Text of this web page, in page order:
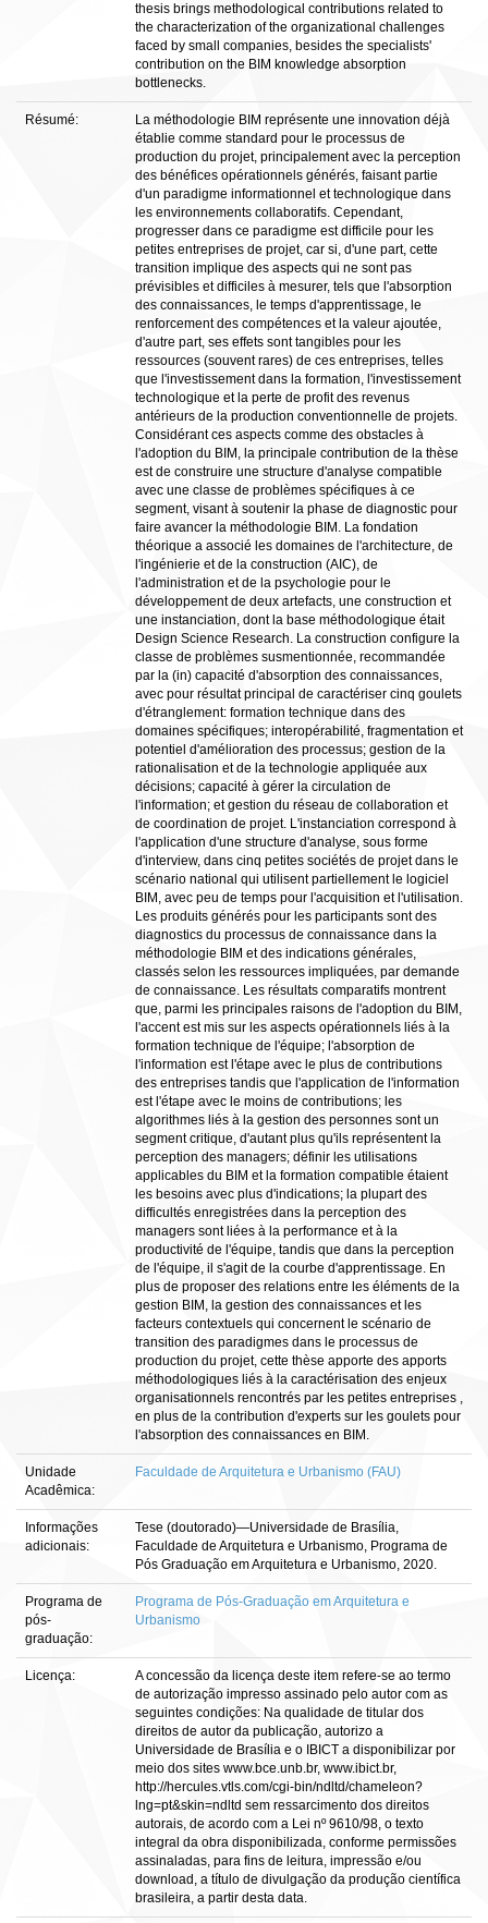
thesis brings methodological contributions related to
the characterization of the organizational challenges
faced by small companies, besides the specialists'
contribution on the BIM knowledge absorption
bottlenecks.
Résumé:
La méthodologie BIM représente une innovation déjà
établie comme standard pour le processus de
production du projet, principalement avec la perception
des bénéfices opérationnels générés, faisant partie
d'un paradigme informationnel et technologique dans
les environnements collaboratifs. Cependant,
progresser dans ce paradigme est difficile pour les
petites entreprises de projet, car si, d'une part, cette
transition implique des aspects qui ne sont pas
prévisibles et difficiles à mesurer, tels que l'absorption
des connaissances, le temps d'apprentissage, le
renforcement des compétences et la valeur ajoutée,
d'autre part, ses effets sont tangibles pour les
ressources (souvent rares) de ces entreprises, telles
que l'investissement dans la formation, l'investissement
technologique et la perte de profit des revenus
antérieurs de la production conventionnelle de projets.
Considérant ces aspects comme des obstacles à
l'adoption du BIM, la principale contribution de la thèse
est de construire une structure d'analyse compatible
avec une classe de problèmes spécifiques à ce
segment, visant à soutenir la phase de diagnostic pour
faire avancer la méthodologie BIM. La fondation
théorique a associé les domaines de l'architecture, de
l'ingénierie et de la construction (AIC), de
l'administration et de la psychologie pour le
développement de deux artefacts, une construction et
une instanciation, dont la base méthodologique était
Design Science Research. La construction configure la
classe de problèmes susmentionnée, recommandée
par la (in) capacité d'absorption des connaissances,
avec pour résultat principal de caractériser cinq goulets
d'étranglement: formation technique dans des
domaines spécifiques; interopérabilité, fragmentation et
potentiel d'amélioration des processus; gestion de la
rationalisation et de la technologie appliquée aux
décisions; capacité à gérer la circulation de
l'information; et gestion du réseau de collaboration et
de coordination de projet. L'instanciation correspond à
l'application d'une structure d'analyse, sous forme
d'interview, dans cinq petites sociétés de projet dans le
scénario national qui utilisent partiellement le logiciel
BIM, avec peu de temps pour l'acquisition et l'utilisation.
Les produits générés pour les participants sont des
diagnostics du processus de connaissance dans la
méthodologie BIM et des indications générales,
classés selon les ressources impliquées, par demande
de connaissance. Les résultats comparatifs montrent
que, parmi les principales raisons de l'adoption du BIM,
l'accent est mis sur les aspects opérationnels liés à la
formation technique de l'équipe; l'absorption de
l'information est l'étape avec le plus de contributions
des entreprises tandis que l'application de l'information
est l'étape avec le moins de contributions; les
algorithmes liés à la gestion des personnes sont un
segment critique, d'autant plus qu'ils représentent la
perception des managers; définir les utilisations
applicables du BIM et la formation compatible étaient
les besoins avec plus d'indications; la plupart des
difficultés enregistrées dans la perception des
managers sont liées à la performance et à la
productivité de l'équipe, tandis que dans la perception
de l'équipe, il s'agit de la courbe d'apprentissage. En
plus de proposer des relations entre les éléments de la
gestion BIM, la gestion des connaissances et les
facteurs contextuels qui concernent le scénario de
transition des paradigmes dans le processus de
production du projet, cette thèse apporte des apports
méthodologiques liés à la caractérisation des enjeux
organisationnels rencontrés par les petites entreprises ,
en plus de la contribution d'experts sur les goulets pour
l'absorption des connaissances en BIM.
Unidade
Acadêmica:
Faculdade de Arquitetura e Urbanismo (FAU)
Informações
adicionais:
Tese (doutorado)—Universidade de Brasília,
Faculdade de Arquitetura e Urbanismo, Programa de
Pós Graduação em Arquitetura e Urbanismo, 2020.
Programa de
pós-
graduação:
Programa de Pós-Graduação em Arquitetura e
Urbanismo
Licença:
A concessão da licença deste item refere-se ao termo
de autorização impresso assinado pelo autor com as
seguintes condições: Na qualidade de titular dos
direitos de autor da publicação, autorizo a
Universidade de Brasília e o IBICT a disponibilizar por
meio dos sites www.bce.unb.br, www.ibict.br,
http://hercules.vtls.com/cgi-bin/ndltd/chameleon?
lng=pt&skin=ndltd sem ressarcimento dos direitos
autorais, de acordo com a Lei nº 9610/98, o texto
integral da obra disponibilizada, conforme permissões
assinaladas, para fins de leitura, impressão e/ou
download, a título de divulgação da produção científica
brasileira, a partir desta data.